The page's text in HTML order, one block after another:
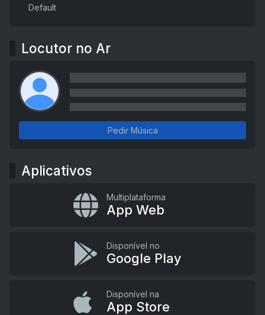
Default
Locutor no Ar
Pedir Música
Aplicativos
Multiplataforma
App Web
Disponível no
Google Play
Disponível na
App Store